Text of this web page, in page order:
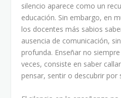
silencio aparece como un
educación. Sin embargo, en
los docentes más sabios
ausencia de comunicación,
profunda. Enseñar no
veces, consiste en saber
pensar, sentir o descubrir por